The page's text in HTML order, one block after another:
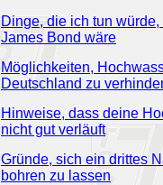
Dinge, die ich tun
James Bond wäre
Möglichkeiten,
Deutschland zu
Hinweise, dass deine
nicht gut verläuft
Gründe, sich ein drittes
bohren zu lassen